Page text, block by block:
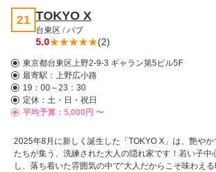
楽しみたい夜、思いっきり弾けたい夜は「オアシス東
で、踊って、最高の時間をお過ごしください♪
21 TOKYO X
台東区 / パブ
5.0 (2)
東京都台東区上野2-9-3 ギャラン第5ビル5F
最寄駅：
上野広小路
19：00～23：30
定休：土・日・祝日
平均予算：5,000円 〜
2025年8月に新しく誕生した「TOKYO X」は、艶や
たちが集う、洗練された大人の隠れ家です！若い子中
し、落ち着いた雰囲気の中で“大人だからこそ味わえ